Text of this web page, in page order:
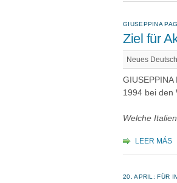
GIUSEPPINA
Ziel für
Neues
1994 bei den
Welche
LEER MÁS
20. APRIL: FÜR